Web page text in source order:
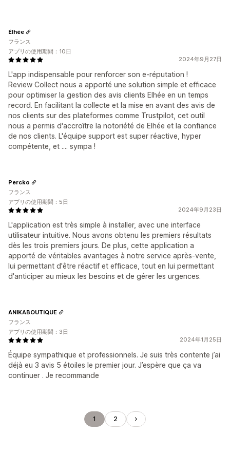
2024年9月27日
L'app indispensable pour renforcer son e-réputation !
Review Collect nous a apporté une solution simple et efficace
pour optimiser la gestion des avis clients Elhée en un temps
record. En facilitant la collecte et la mise en avant des avis de
nos clients sur des plateformes comme Trustpilot, cet outil
nous a permis d'accroître la notoriété de Elhée et la confiance
de nos clients. L'équipe support est super réactive, hyper
compétente, et .... sympa !
Élhée
フランス
アプリの使用期間：10日
2024年9月23日
L'application est très simple à installer, avec une interface
utilisateur intuitive. Nous avons obtenu les premiers résultats
dès les trois premiers jours. De plus, cette application a
apporté de véritables avantages à notre service après-vente,
lui permettant d'être réactif et efficace, tout en lui permettant
d'anticiper au mieux les besoins et de gérer les urgences.
Percko
フランス
アプリの使用期間：5日
2024年1月25日
Équipe sympathique et professionnels. Je suis très contente j’ai
déjà eu 3 avis 5 étoiles le premier jour. J’espère que ça va
continuer . Je recommande
ANIKABOUTIQUE
フランス
アプリの使用期間：3日
1 2